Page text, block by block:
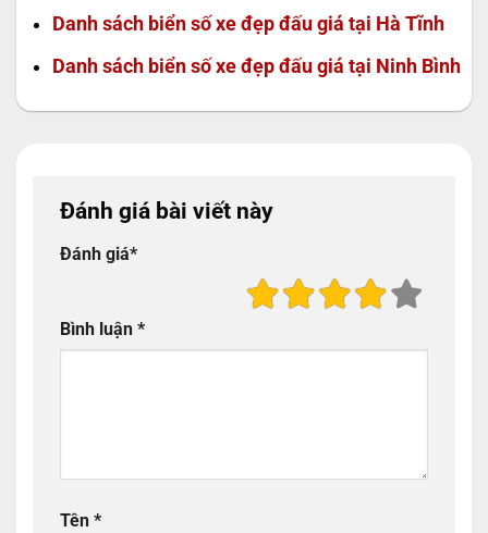
Danh sách biển số xe đẹp đấu giá tại Hà Tĩnh
Danh sách biển số xe đẹp đấu giá tại Ninh Bình
Đánh giá bài viết này
Đánh giá*
Bình luận *
Tên *